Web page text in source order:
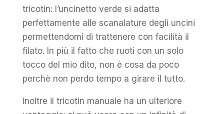
tricotin: l’uncinetto verde si adatta
perfettamente alle scanalature degli uncini
permettendomi di trattenere con facilità il
filato. In più il fatto che ruoti con un solo
tocco del mio dito, non è cosa da poco
perchè non perdo tempo a girare il tutto.
Inoltre il tricotin manuale ha un ulteriore